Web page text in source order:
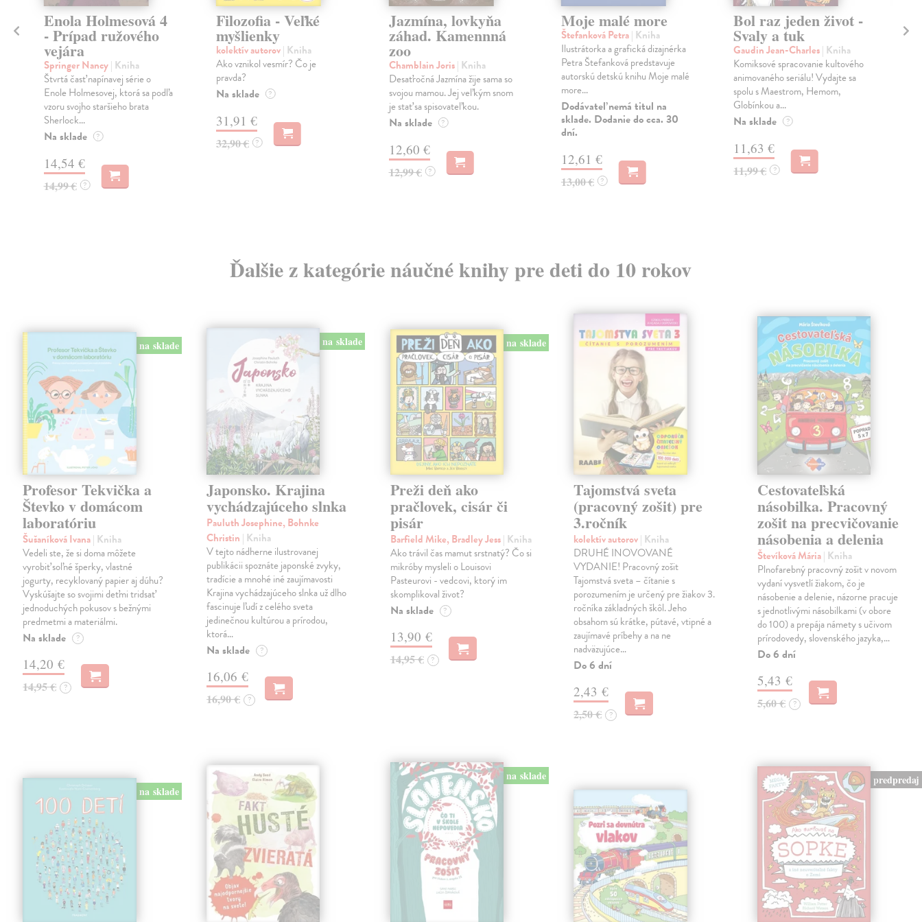
Enola Holmesová 4
- Prípad ružového
vejára
Springer Nancy| Kniha
Štvrtá časť napínavej série o
Enole Holmesovej, ktorá sa podľa
vzoru svojho staršieho brata
Sherlock...
Na sklade ?
14,54 €
14,99 € ?
Filozofia - Veľké
myšlienky
kolektív autorov| Kniha
Ako vznikol vesmír? Čo je
pravda?
Na sklade ?
31,91 €
32,90 € ?
Jazmína, lovkyňa
záhad. Kamennná
zoo
Chamblain Joris| Kniha
Desaťročná Jazmína žije sama so
svojou mamou. Jej veľkým snom
je stať sa spisovateľkou.
Na sklade ?
12,60 €
12,99 € ?
Moje malé more
Štefanková Petra| Kniha
Ilustrátorka a grafická dizajnérka
Petra Štefanková predstavuje
autorskú detskú knihu Moje malé
more...
Dodávateľ nemá titul na
sklade. Dodanie do cca. 30
dní.
12,61 €
13,00 € ?
Bol raz jeden život -
Svaly a tuk
Gaudin Jean-Charles| Kniha
Komiksové spracovanie kultového
animovaného seriálu! Vydajte sa
spolu s Maestrom, Hemom,
Globínkou a...
Na sklade ?
11,63 €
11,99 € ?
Ďalšie z kategórie náučné knihy pre deti do 10 rokov
na sklade
Profesor Tekvička a
Števko v domácom
laboratóriu
Šušaníková Ivana| Kniha
Vedeli ste, že si doma môžete
vyrobiť soľné šperky, vlastné
jogurty, recyklovaný papier aj dúhu?
Vyskúšajte so svojimi deťmi tridsať
jednoduchých pokusov s bežnými
predmetmi a materiálmi.
Na sklade ?
14,20 €
14,95 € ?
na sklade
Japonsko. Krajina
vychádzajúceho slnka
Pauluth Josephine, Bohnke
Christin | Kniha
V tejto nádherne ilustrovanej
publikácii spoznáte japonské zvyky,
tradície a mnohé iné zaujímavosti
Krajina vychádzajúceho slnka už dlho
fascinuje ľudí z celého sveta
jedinečnou kultúrou a prírodou,
ktorá…
Na sklade ?
16,06 €
16,90 € ?
na sklade
Preži deň ako
pračlovek, cisár či
pisár
Barfield Mike, Bradley Jess| Kniha
Ako trávil čas mamut srstnatý? Čo si
mikróby mysleli o Louisovi
Pasteurovi - vedcovi, ktorý im
skomplikoval život?
Na sklade ?
13,90 €
14,95 € ?
Tajomstvá sveta
(pracovný zošit) pre
3.ročník
kolektív autorov| Kniha
DRUHÉ INOVOVANÉ
VYDANIE! Pracovný zošit
Tajomstvá sveta – čítanie s
porozumením je určený pre žiakov 3.
ročníka základných škôl. Jeho
obsahom sú krátke, pútavé, vtipné a
zaujímavé príbehy a na ne
nadväzujúce…
Do 6 dní
2,43 €
2,50 € ?
Cestovateľská
násobilka. Pracovný
zošit na precvičovanie
násobenia a delenia
Števíková Mária| Kniha
Plnofarebný pracovný zošit v novom
vydaní vysvetlí žiakom, čo je
násobenie a delenie, názorne pracuje
s jednotlivými násobilkami (v obore
do 100) a prepája námety s učivom
prírodovedy, slovenského jazyka,…
Do 6 dní
5,43 €
5,60 € ?
na sklade
na sklade predpredaj